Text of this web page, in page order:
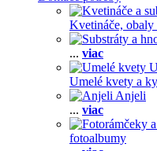
Kvetináče, obaly
... viac
Umelé kvety a
Anjeli
... viac
fotoalbumy